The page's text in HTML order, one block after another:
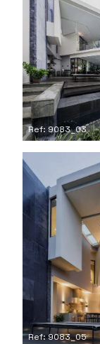
Ref: 9083_03
Ref: 9083_05